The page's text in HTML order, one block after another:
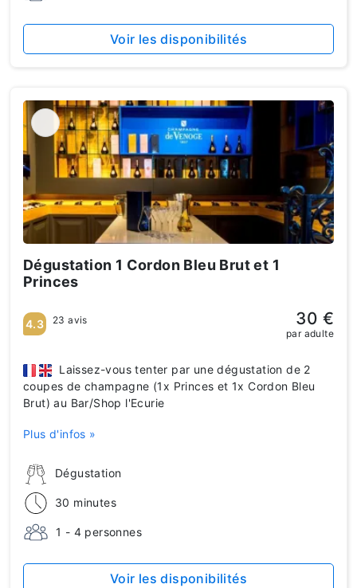
Voir les disponibilités
Dégustation 1 Cordon Bleu Brut et 1
Princes
Dégustation
30 minutes
1 - 4 personnes
Laissez-vous tenter par une dégustation de 2
coupes de champagne (1x Princes et 1x Cordon Bleu
Brut) au Bar/Shop l'Ecurie
Plus d'infos »
4.3 23 avis 30 €
par adulte
Voir les disponibilités